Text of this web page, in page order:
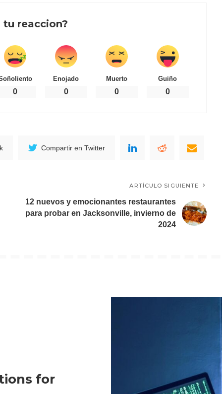
tu reaccion?
0
Enojado
0
Muerto
0
Guiño
0
Compartir en Twitter
ARTÍCULO SIGUIENTE
12 nuevos y emocionantes restaurantes
para probar en Jacksonville, invierno de
2024
for